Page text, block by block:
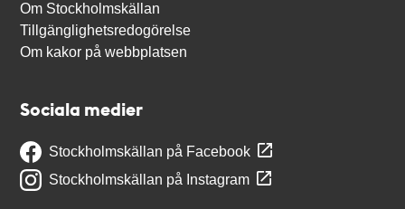
Om Stockholmskällan
Tillgänglighetsredogörelse
Om kakor på webbplatsen
Sociala medier
Stockholmskällan på Facebook
Stockholmskällan på Instagram